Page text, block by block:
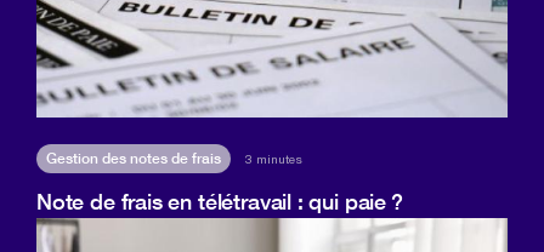
Gestion des notes de frais 3 minutes
Note de frais en télétravail : qui paie ?